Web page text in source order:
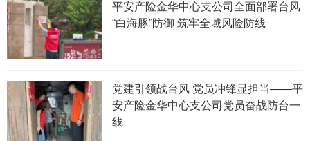
平安产险金华中心支公司全面部署台风
“白海豚”防御 筑牢全域风险防线
党建引领战台风 党员冲锋显担当——平
安产险金华中心支公司党员奋战防台一
线